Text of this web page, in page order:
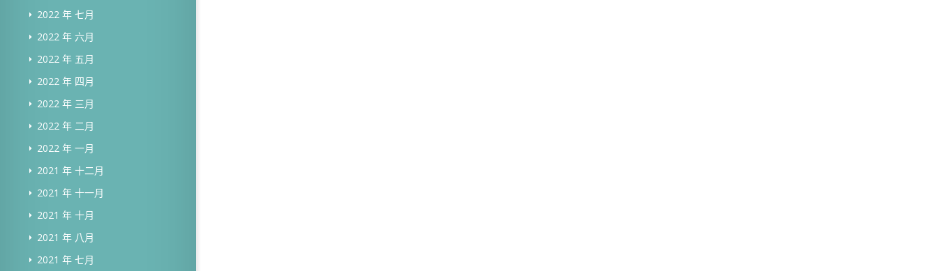
2022 年 七月
2022 年 六月
2022 年 五月
2022 年 四月
2022 年 三月
2022 年 二月
2022 年 一月
2021 年 十二月
2021 年 十一月
2021 年 十月
2021 年 八月
2021 年 七月